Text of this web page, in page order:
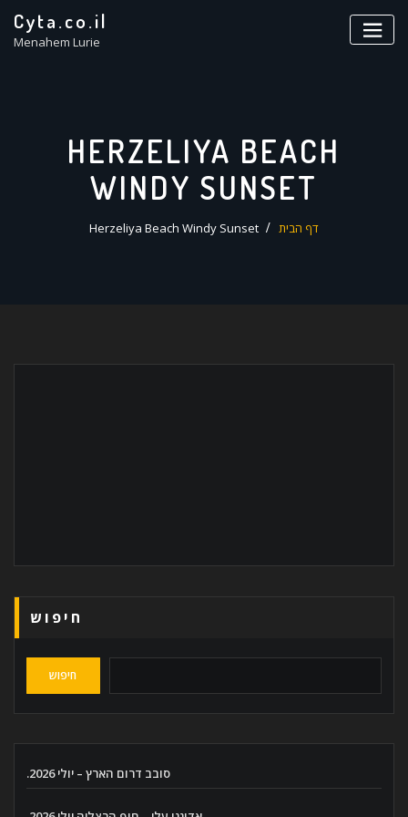
Cyta.co.il
Menahem Lurie
HERZELIYA BEACH
WINDY SUNSET
דף הבית Herzeliya Beach Windy Sunset
חיפוש
חיפוש
סובב דרום הארץ – יולי 2026.